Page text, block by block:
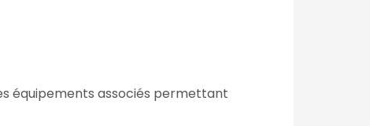
équipements associés permettant